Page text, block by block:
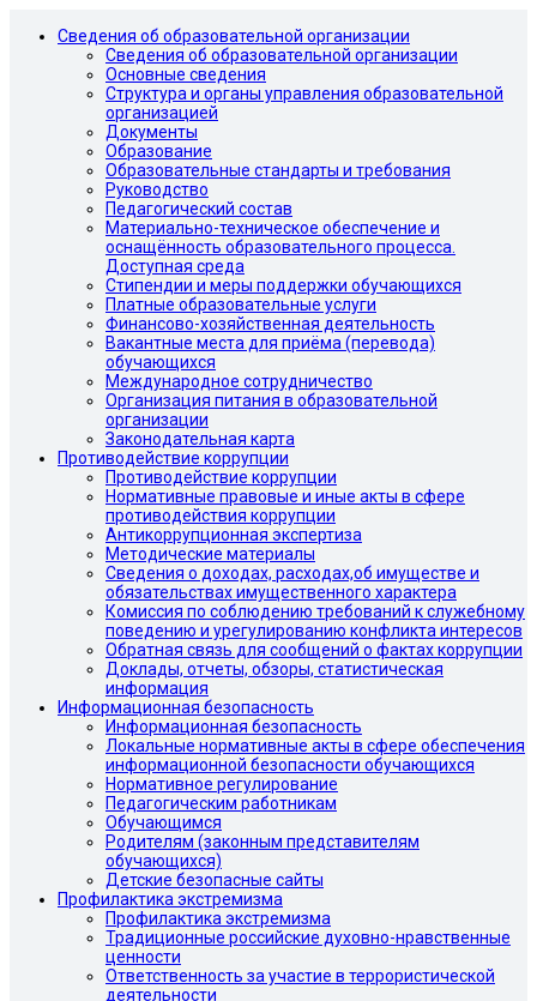
Сведения об образовательной организации
Сведения об образовательной организации
Основные сведения
Структура и органы управления образовательной
организацией
Документы
Образование
Образовательные стандарты и требования
Руководство
Педагогический состав
Материально-техническое обеспечение и
оснащённость образовательного процесса.
Доступная среда
Стипендии и меры поддержки обучающихся
Платные образовательные услуги
Финансово-хозяйственная деятельность
Вакантные места для приёма (перевода)
обучающихся
Международное сотрудничество
Организация питания в образовательной
организации
Законодательная карта
Противодействие коррупции
Противодействие коррупции
Нормативные правовые и иные акты в сфере
противодействия коррупции
Антикоррупционная экспертиза
Методические материалы
Сведения о доходах, расходах,об имуществе и
обязательствах имущественного характера
Комиссия по соблюдению требований к служебному
поведению и урегулированию конфликта интересов
Обратная связь для сообщений о фактах коррупции
Доклады, отчеты, обзоры, статистическая
информация
Информационная безопасность
Информационная безопасность
Локальные нормативные акты в сфере обеспечения
информационной безопасности обучающихся
Нормативное регулирование
Педагогическим работникам
Обучающимся
Родителям (законным представителям
обучающихся)
Детские безопасные сайты
Профилактика экстремизма
Профилактика экстремизма
Традиционные российские духовно-нравственные
ценности
Ответственность за участие в террористической
деятельности